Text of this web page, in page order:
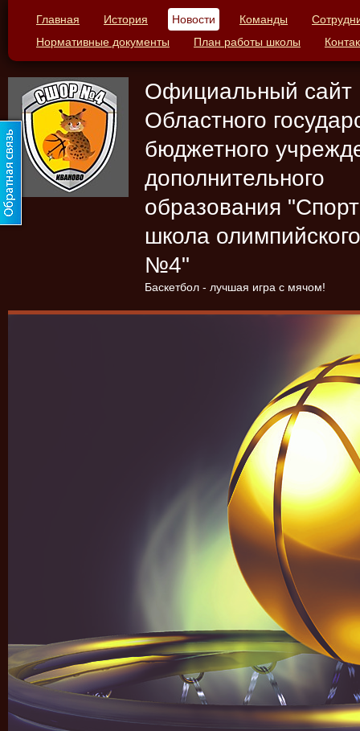
Главная История Новости Команды
Нормативные документы
План работы школы
Официальный сайт
Областного
бюджетного
дополнительного
образования
школа
№4"
Баскетбол - лучшая игра с мячом!